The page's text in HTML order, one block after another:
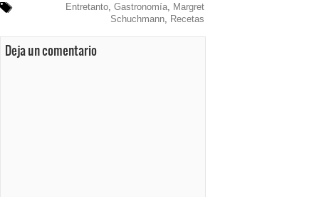
Entretanto, Gastronomía,
Margret
Schuchmann, Recetas
Deja un comentario